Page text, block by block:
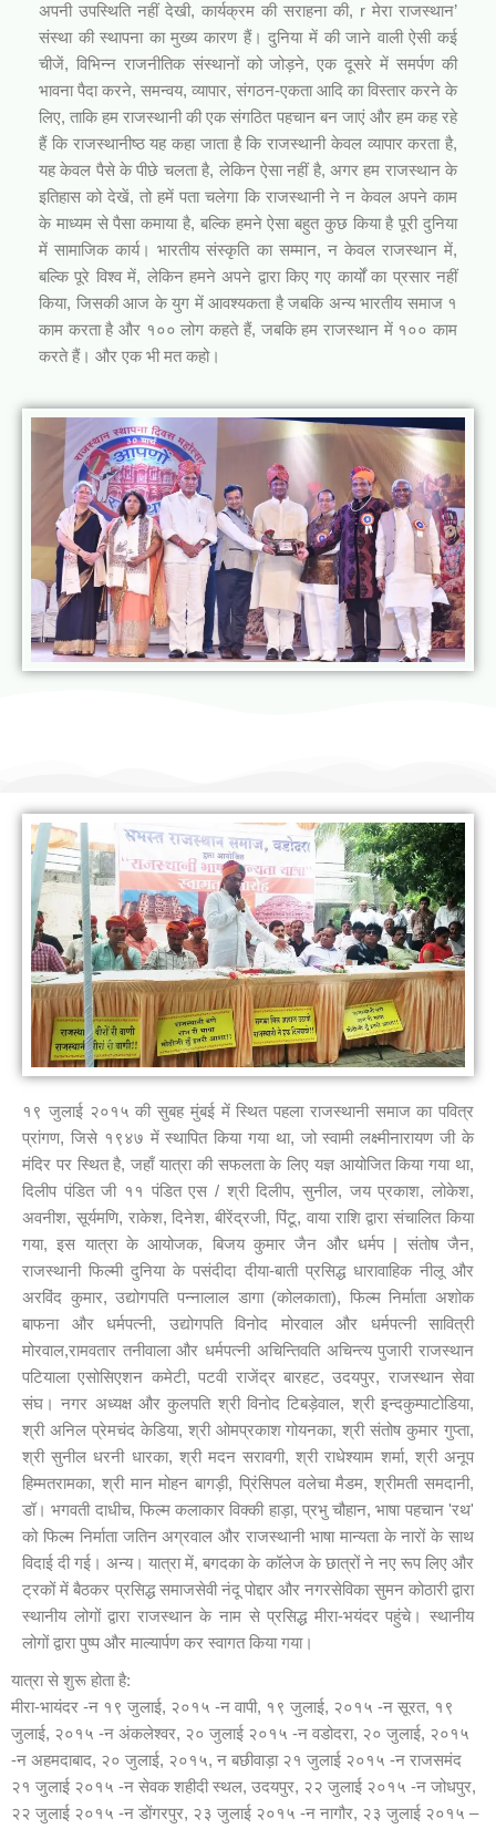
अपनी उपस्थिति नहीं देखी, कार्यक्रम की सराहना की, r मेरा राजस्थान’
संस्था की स्थापना का मुख्य कारण हैं। दुनिया में की जाने वाली ऐसी कई
चीजें, विभिन्न राजनीतिक संस्थानों को जोड़ने, एक दूसरे में समर्पण की
भावना पैदा करने, समन्वय, व्यापार, संगठन-एकता आदि का विस्तार करने के
लिए, ताकि हम राजस्थानी की एक संगठित पहचान बन जाएं और हम कह रहे
हैं कि राजस्थानीष्ठ यह कहा जाता है कि राजस्थानी केवल व्यापार करता है,
यह केवल पैसे के पीछे चलता है, लेकिन ऐसा नहीं है, अगर हम राजस्थान के
इतिहास को देखें, तो हमें पता चलेगा कि राजस्थानी ने न केवल अपने काम
के माध्यम से पैसा कमाया है, बल्कि हमने ऐसा बहुत कुछ किया है पूरी दुनिया
में सामाजिक कार्य। भारतीय संस्कृति का सम्मान, न केवल राजस्थान में,
बल्कि पूरे विश्व में, लेकिन हमने अपने द्वारा किए गए कार्यों का प्रसार नहीं
किया, जिसकी आज के युग में आवश्यकता है जबकि अन्य भारतीय समाज १
काम करता है और १०० लोग कहते हैं, जबकि हम राजस्थान में १०० काम
करते हैं। और एक भी मत कहो।
१९ जुलाई २०१५ की सुबह मुंबई में स्थित पहला राजस्थानी समाज का पवित्र
प्रांगण, जिसे १९४७ में स्थापित किया गया था, जो स्वामी लक्ष्मीनारायण जी के
मंदिर पर स्थित है, जहाँ यात्रा की सफलता के लिए यज्ञ आयोजित किया गया था,
दिलीप पंडित जी ११ पंडित एस / श्री दिलीप, सुनील, जय प्रकाश, लोकेश,
अवनीश, सूर्यमणि, राकेश, दिनेश, बीरेंद्रजी, पिंटू, वाया राशि द्वारा संचालित किया
गया, इस यात्रा के आयोजक, बिजय कुमार जैन और धर्मप | संतोष जैन,
राजस्थानी फिल्मी दुनिया के पसंदीदा दीया-बाती प्रसिद्ध धारावाहिक नीलू और
अरविंद कुमार, उद्योगपति पन्नालाल डागा (कोलकाता), फिल्म निर्माता अशोक
बाफना और धर्मपत्नी, उद्योगपति विनोद मोरवाल और धर्मपत्नी सावित्री
मोरवाल,रामवतार तनीवाला और धर्मपत्नी अचिन्तिवति अचिन्त्य पुजारी राजस्थान
पटियाला एसोसिएशन कमेटी, पटवी राजेंद्र बारहट, उदयपुर, राजस्थान सेवा
संघ। नगर अध्यक्ष और कुलपति श्री विनोद टिबड़ेवाल, श्री इन्दकुम्पाटोडिया,
श्री अनिल प्रेमचंद केडिया, श्री ओमप्रकाश गोयनका, श्री संतोष कुमार गुप्ता,
श्री सुनील धरनी धारका, श्री मदन सरावगी, श्री राधेश्याम शर्मा, श्री अनूप
हिम्मतरामका, श्री मान मोहन बागड़ी, प्रिंसिपल वलेचा मैडम, श्रीमती समदानी,
डॉ। भगवती दाधीच, फिल्म कलाकार विक्की हाड़ा, प्रभु चौहान, भाषा पहचान 'रथ'
को फिल्म निर्माता जतिन अग्रवाल और राजस्थानी भाषा मान्यता के नारों के साथ
विदाई दी गई। अन्य। यात्रा में, बगदका के कॉलेज के छात्रों ने नए रूप लिए और
ट्रकों में बैठकर प्रसिद्ध समाजसेवी नंदू पोद्दार और नगरसेविका सुमन कोठारी द्वारा
स्थानीय लोगों द्वारा राजस्थान के नाम से प्रसिद्ध मीरा-भयंदर पहुंचे। स्थानीय
लोगों द्वारा पुष्प और माल्यार्पण कर स्वागत किया गया।
यात्रा से शुरू होता है:
मीरा-भायंदर -न १९ जुलाई, २०१५ -न वापी, १९ जुलाई, २०१५ -न सूरत, १९
जुलाई, २०१५ -न अंकलेश्वर, २० जुलाई २०१५ -न वडोदरा, २० जुलाई, २०१५
-न अहमदाबाद, २० जुलाई, २०१५, न बछीवाड़ा २१ जुलाई २०१५ -न राजसमंद
२१ जुलाई २०१५ -न सेवक शहीदी स्थल, उदयपुर, २२ जुलाई २०१५ -न जोधपुर,
२२ जुलाई २०१५ -न डोंगरपुर, २३ जुलाई २०१५ -न नागौर, २३ जुलाई २०१५ –